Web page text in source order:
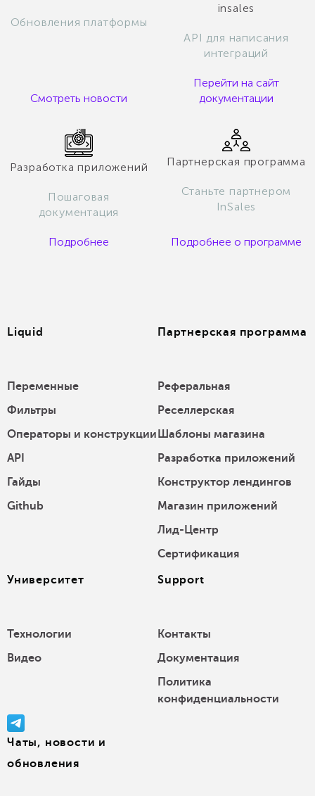
Обновления платформы
Смотреть новости
insales
API для написания
интеграций
Перейти на сайт
документации
Разработка приложений
Пошаговая
документация
Подробнее
Партнерская программа
Станьте партнером
InSales
Подробнее о программе
Liquid
Переменные
Фильтры
Операторы и конструкции
API
Гайды
Github
Партнерская программа
Реферальная
Реселлерская
Шаблоны магазина
Разработка приложений
Конструктор лендингов
Магазин приложений
Лид-Центр
Сертификация
Университет
Технологии
Видео
Support
Контакты
Документация
Политика
конфиденциальности
Чаты, новости и
обновления